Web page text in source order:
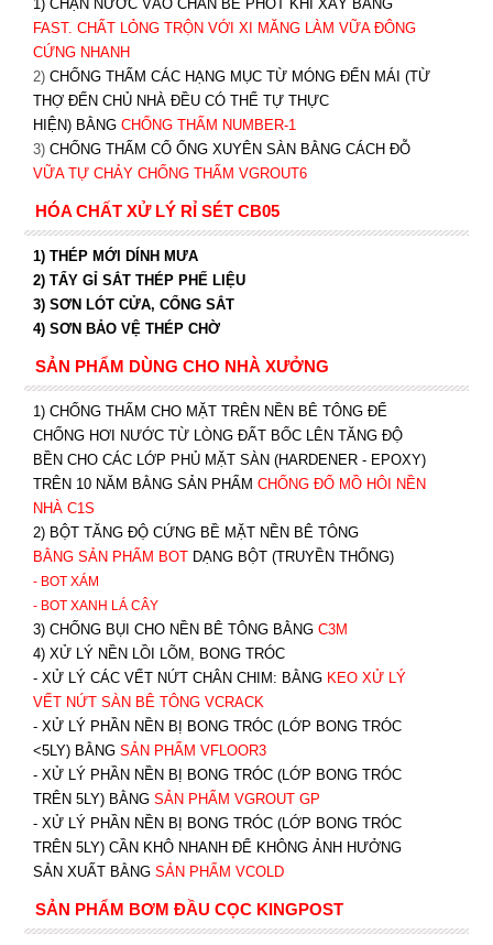
1) CHẶN NƯỚC VÀO CHÂN BỂ PHỐT KHI XÂY BẰNG
FAST. CHẤT LỎNG TRỘN VỚI XI MĂNG LÀM VỮA ĐÔNG
CỨNG NHANH
2) CHỐNG THẤM CÁC HẠNG MỤC TỪ MÓNG ĐẾN MÁI (TỪ
THỢ ĐẾN CHỦ NHÀ ĐỀU CÓ THỂ TỰ THỰC
HIỆN) BẰNG CHỐNG THẤM NUMBER-1
3) CHỐNG THẤM CỔ ỐNG XUYÊN SÀN BẰNG CÁCH ĐỖ
VỮA TỰ CHẢY CHỐNG THẤM VGROUT6
HÓA CHẤT XỬ LÝ RỈ SÉT CB05
1) THÉP MỚI DÍNH MƯA
2) TẨY GỈ SẮT THÉP PHẾ LIỆU
3) SƠN LÓT CỬA, CỔNG SẮT
4) SƠN BẢO VỆ THÉP CHỜ
SẢN PHẨM DÙNG CHO NHÀ XƯỞNG
1) CHỐNG THẤM CHO MẶT TRÊN NỀN BÊ TÔNG ĐỂ
CHỐNG HƠI NƯỚC TỪ LÒNG ĐẤT BỐC LÊN TĂNG ĐỘ
BỀN CHO CÁC LỚP PHỦ MẶT SÀN (HARDENER - EPOXY)
TRÊN 10 NĂM BẰNG SẢN PHẨM CHỐNG ĐỔ MỒ HÔI NỀN
NHÀ C1S
2) BỘT TĂNG ĐỘ CỨNG BỀ MẶT NỀN BÊ TÔNG
BẰNG SẢN PHẨM BOTDẠNG BỘT (TRUYỀN THỐNG)
- BOT XÁM
- BOT XANH LÁ CÂY
3) CHỐNG BỤI CHO NỀN BÊ TÔNG BẰNG C3M
4) XỬ LÝ NỀN LỒI LÕM, BONG TRÓC
- XỬ LÝ CÁC VẾT NỨT CHÂN CHIM: BẰNG KEO XỬ LÝ
VẾT NỨT SÀN BÊ TÔNG VCRACK
- XỬ LÝ PHẦN NỀN BỊ BONG TRÓC (LỚP BONG TRÓC
<5LY) BẰNG SẢN PHẨM VFLOOR3
- XỬ LÝ PHẦN NỀN BỊ BONG TRÓC (LỚP BONG TRÓC
TRÊN 5LY) BẰNG SẢN PHẨM VGROUT GP
- XỬ LÝ PHẦN NỀN BỊ BONG TRÓC (LỚP BONG TRÓC
TRÊN 5LY) CẦN KHÔ NHANH ĐỂ KHÔNG ẢNH HƯỞNG
SẢN XUẤT BẰNG SẢN PHẨM VCOLD
SẢN PHẨM BƠM ĐẦU CỌC KINGPOST